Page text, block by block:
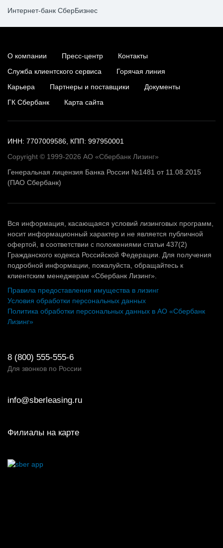
Интернет-банк СберБизнес
О компании Пресс-центр
Контакты
Служба клиентского сервиса
Горячая линия
Карьера
Партнеры и поставщики
Документы
ГК Сбербанк
Карта сайта
ИНН: 7707009586, КПП: 997950001
Copyright © 1999-2026 АО «Сбербанк Лизинг»
Генеральная лицензия Банка России №1481 от 11.08.2015
(ПАО Сбербанк)
Вся информация, касающаяся условий лизинговых программ,
носит информационный характер и не является публичной
офертой, в соответствии с положениями статьи 437(2)
Гражданского кодекса Российской Федерации. Для получения
подробной информации, пожалуйста, обращайтесь к
клиентским менеджерам «Сбербанк Лизинг».
Правила предоставления имущества в лизинг
Условия обработки персональных данных
Политика обработки персональных данных в АО «Сбербанк
Лизинг»
8 (800) 555-555-6
Для звонков по России
info@sberleasing.ru
Филиалы на карте